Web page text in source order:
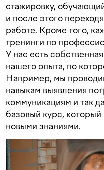
стажировку,
и после этого
работе. Кроме того,
тренинги по
У нас есть
нашего опыта, по
Например, мы
навыкам выявления
коммуникациям и так
базовый курс,
новыми знаниями.